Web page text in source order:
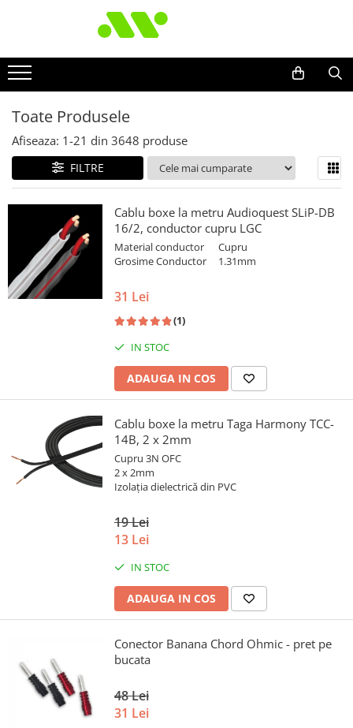
Toate Produsele
Afiseaza: 1-21 din 3648 produse
FILTRE
Cablu boxe la metru Audioquest SLiP-DB
16/2, conductor cupru LGC
Material conductor
Cupru
Grosime Conductor 1.31mm
31 Lei
(1)
IN STOC
ADAUGA IN COS
Cablu boxe la metru Taga Harmony TCC-
14B, 2 x 2mm
Cupru 3N OFC
2 x 2mm
Izolația dielectrică din PVC
19 Lei
13 Lei
IN STOC
ADAUGA IN COS
Conector Banana Chord Ohmic - pret pe
bucata
48 Lei
31 Lei